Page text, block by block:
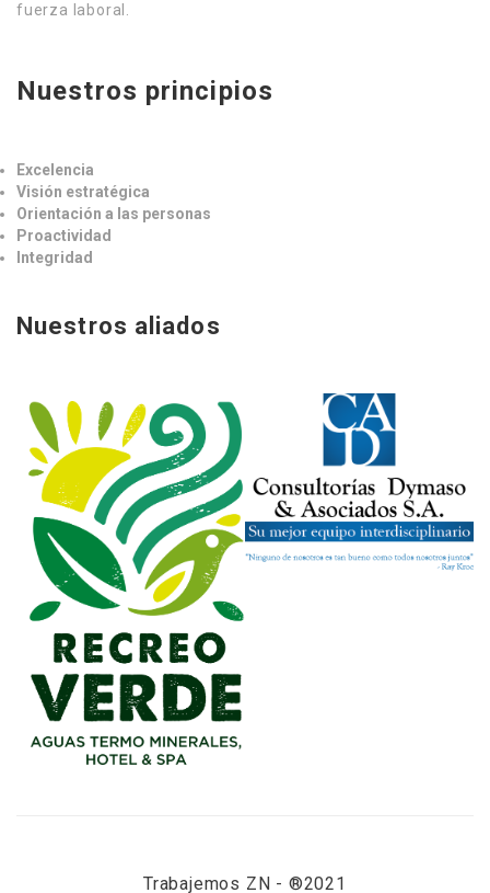
fuerza laboral.
Nuestros principios
Excelencia
Visión estratégica
Orientación a las personas
Proactividad
Integridad
Nuestros aliados
Trabajemos ZN - ®2021